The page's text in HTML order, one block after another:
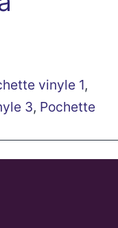
vinyle 1,
3, Pochette